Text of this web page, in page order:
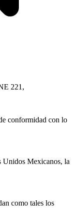
221,
conformidad con lo
Unidos Mexicanos, la
como tales los